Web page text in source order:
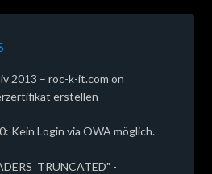
2013 – roc-k-it.com on
erstellen
Kein Login via OWA möglich.
-